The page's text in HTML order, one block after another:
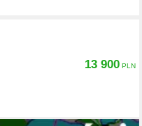
13 900